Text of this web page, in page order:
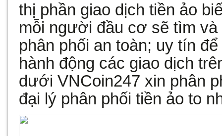
thị phần giao dịch tiền ảo
mỗi người đầu cơ sẽ tìm
phân phối an toàn; uy tín
hành động các giao dịch
dưới VNCoin247 xin phân
đại lý phân phối tiền ảo to